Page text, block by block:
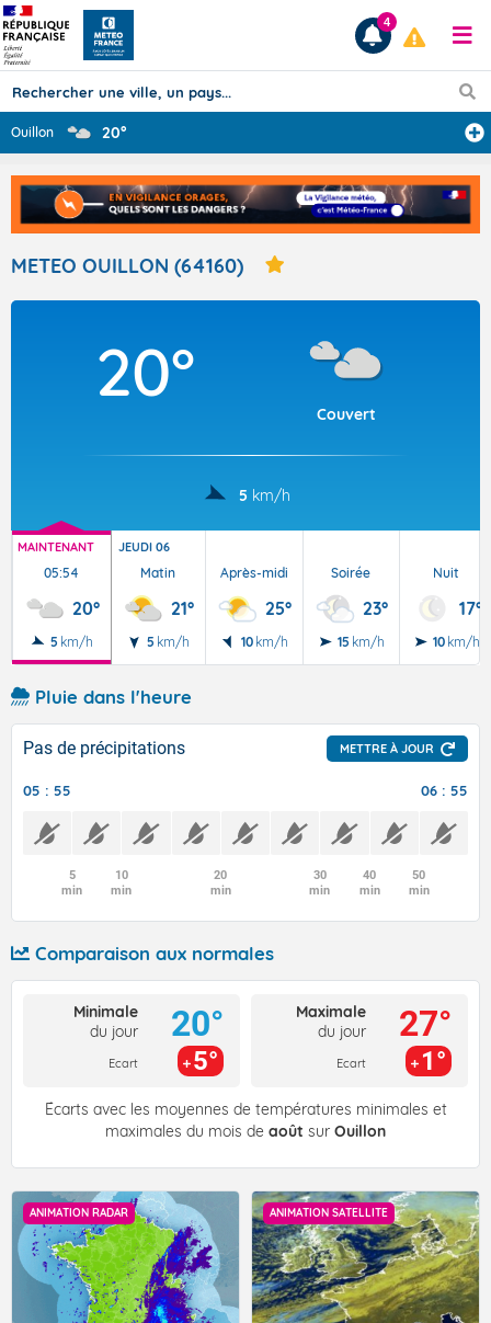
Prévisions
TOUS LES RÉSULTATS
Articles
4
Ouillon 20°
METEO OUILLON (64160)
20°
Couvert
5 km/h
MAINTENANT
05:54
20°
5 km/h
JEUDI 06
Matin
21°
5 km/h
Après-midi
25°
10 km/h
Soirée
23°
15 km/h
Nuit
17°
10 km/h
Pluie dans l'heure
Pas de précipitations METTRE À JOUR
05 : 55 06 : 55
5
min
10
min
20
min
30
min
40
min
50
min
Comparaison aux normales
Minimale
du jour
Ecart
20°
5°
Maximale
du jour
Ecart
27°
1°
Écarts avec les moyennes de températures minimales et
maximales du mois de août sur Ouillon
ANIMATION RADAR ANIMATION SATELLITE